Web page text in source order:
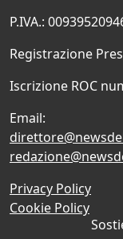
P.IVA.:
Registrazione
Iscrizione ROC
Email:
Privacy Policy
Cookie Policy